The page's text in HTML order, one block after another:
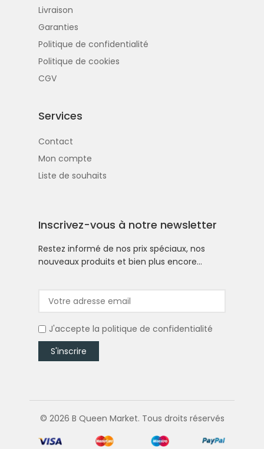
Livraison
Garanties
Politique de confidentialité
Politique de cookies
CGV
Services
Contact
Mon compte
Liste de souhaits
Inscrivez-vous à notre newsletter
Restez informé de nos prix spéciaux, nos
nouveaux produits et bien plus encore…
J'accepte la politique de confidentialité
© 2026 B Queen Market. Tous droits réservés